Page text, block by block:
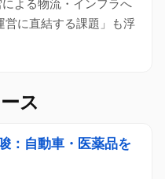
よる物流・インフラへ
営に直結する課題」も浮
ス
：自動車・医薬品を